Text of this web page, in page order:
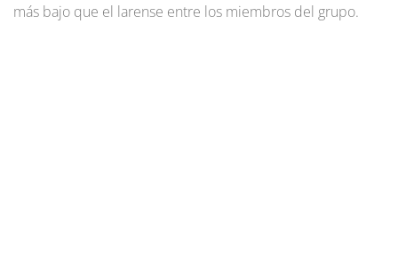
más bajo que el larense entre los miembros del grupo.